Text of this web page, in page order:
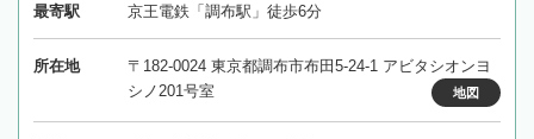
最寄駅 京王電鉄「調布駅」徒歩6分
所在地
〒182-0024 東京都調布市布田5-24-1 アビタシオンヨ
シノ201号室
地図